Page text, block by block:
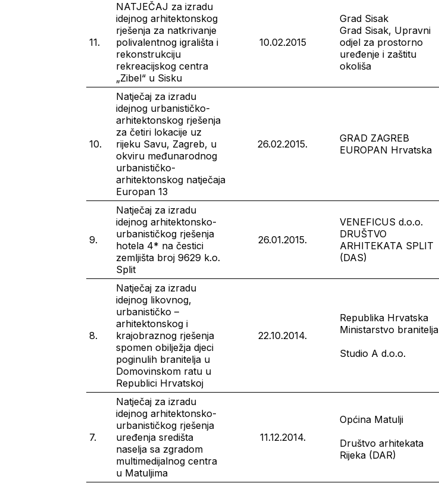
11.
NATJEČAJ za izradu
idejnog arhitektonskog
rješenja za natkrivanje
polivalentnog igrališta i
rekonstrukciju
rekreacijskog centra
„Zibel“ u Sisku
10.02.2015
Grad Sisak
Grad Sisak, Upravni
odjel za prostorno
uređenje i zaštitu
okoliša
10.
Natječaj za izradu
idejnog urbanističko-
arhitektonskog rješenja
za četiri lokacije uz
rijeku Savu, Zagreb, u
okviru međunarodnog
urbanističko-
arhitektonskog natječaja
Europan 13
26.02.2015.
GRAD ZAGREB
EUROPAN Hrvatska
9.
Natječaj za izradu
idejnog arhitektonsko-
urbanističkog rješenja
hotela 4* na čestici
zemljišta broj 9629 k.o.
Split
26.01.2015.
VENEFICUS d.o.o.
DRUŠTVO
ARHITEKATA SPLIT
(DAS)
8.
Natječaj za izradu
idejnog likovnog,
urbanističko –
arhitektonskog i
krajobraznog rješenja
spomen obilježja djeci
poginulih branitelja u
Domovinskom ratu u
Republici Hrvatskoj
22.10.2014.
Republika Hrvatska
Ministarstvo branitelja
Studio A d.o.o.
7.
Natječaj za izradu
idejnog arhitektonsko-
urbanističkog rješenja
uređenja središta
naselja sa zgradom
multimedijalnog centra
u Matuljima
11.12.2014.
Općina Matulji
Društvo arhitekata
Rijeka (DAR)